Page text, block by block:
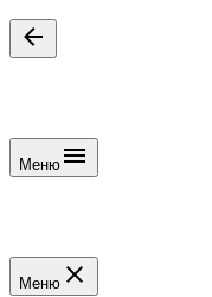
Меню
Меню